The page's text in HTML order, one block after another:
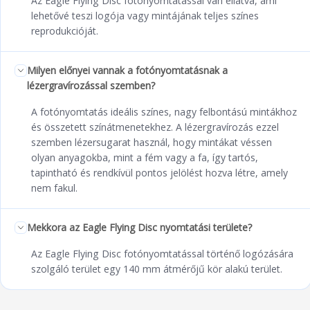
lehetővé teszi logója vagy mintájának teljes színes
reprodukcióját.
Milyen előnyei vannak a fotónyomtatásnak a
lézergravírozással szemben?
A fotónyomtatás ideális színes, nagy felbontású mintákhoz
és összetett színátmenetekhez. A lézergravírozás ezzel
szemben lézersugarat használ, hogy mintákat véssen
olyan anyagokba, mint a fém vagy a fa, így tartós,
tapintható és rendkívül pontos jelölést hozva létre, amely
nem fakul.
Mekkora az Eagle Flying Disc nyomtatási területe?
Az Eagle Flying Disc fotónyomtatással történő logózására
szolgáló terület egy 140 mm átmérőjű kör alakú terület.